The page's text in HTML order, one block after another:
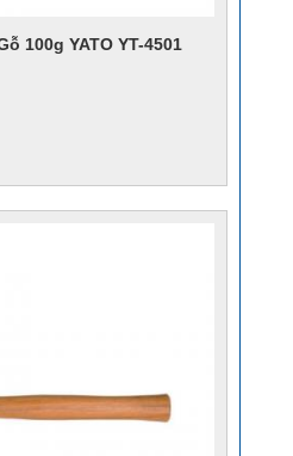
100g YATO YT-4501